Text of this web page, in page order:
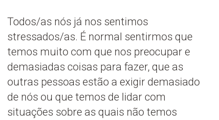
Todos/as nós já nos sentimos
stressados/as. É normal sentirmos que
temos muito com que nos preocupar e
demasiadas coisas para fazer, que as
outras pessoas estão a exigir demasiado
de nós ou que temos de lidar com
situações sobre as quais não temos